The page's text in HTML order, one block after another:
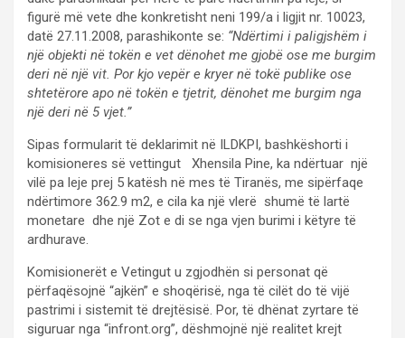
figurë më vete dhe konkretisht neni 199/a i ligjit nr. 10023,
datë 27.11.2008, parashikonte se: “Ndërtimi i paligjshëm i
një objekti në tokën e vet dënohet me gjobë ose me burgim
deri në një vit. Por kjo vepër e kryer në tokë publike ose
shtetërore apo në tokën e tjetrit, dënohet me burgim nga
një deri në 5 vjet.”
Sipas formularit të deklarimit në ILDKPI, bashkëshorti i
komisioneres së vettingut Xhensila Pine, ka ndërtuar një
vilë pa leje prej 5 katësh në mes të Tiranës, me sipërfaqe
ndërtimore 362.9 m2, e cila ka një vlerë shumë të lartë
monetare dhe një Zot e di se nga vjen burimi i këtyre të
ardhurave.
Komisionerët e Vetingut u zgjodhën si personat që
përfaqësojnë “ajkën” e shoqërisë, nga të cilët do të vijë
pastrimi i sistemit të drejtësisë. Por, të dhënat zyrtare të
siguruar nga “infront.org”, dëshmojnë një realitet krejt